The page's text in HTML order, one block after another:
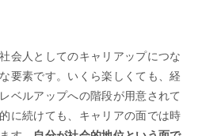
会人としてのキャリアップにつな
要素です。いくら楽しくても、経
ベルアップへの階段が用意されて
に続けても、キャリアの面では時